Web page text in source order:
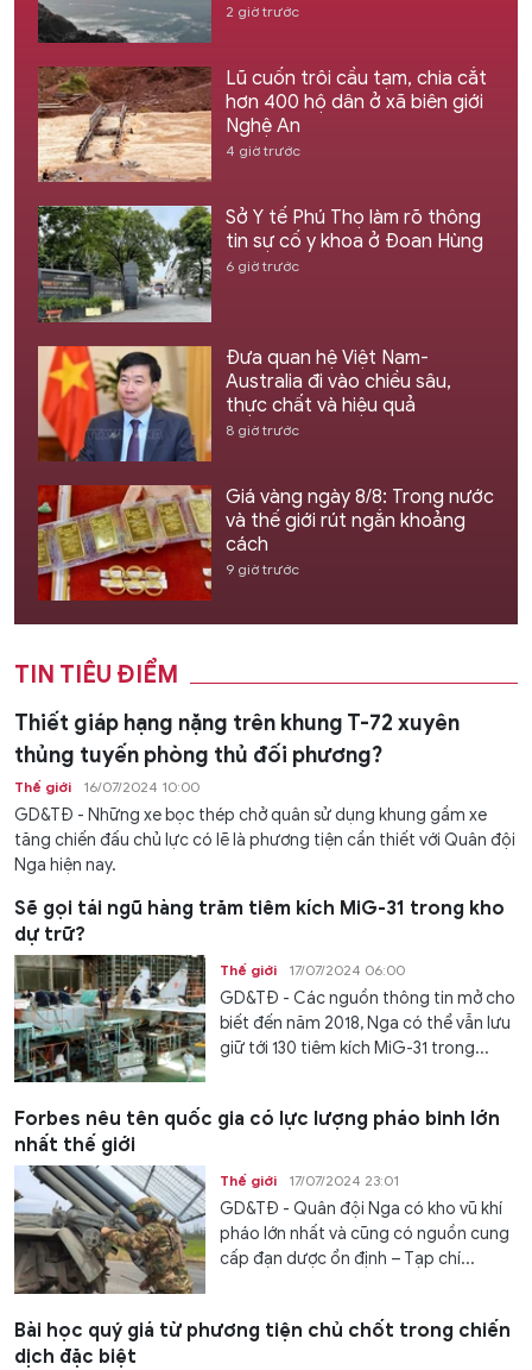
2 giờ trước
Lũ cuốn trôi cầu tạm, chia cắt
hơn 400 hộ dân ở xã biên giới
Nghệ An
4 giờ trước
Sở Y tế Phú Thọ làm rõ thông
tin sự cố y khoa ở Đoan Hùng
6 giờ trước
Đưa quan hệ Việt Nam-
Australia đi vào chiều sâu,
thực chất và hiệu quả
8 giờ trước
Giá vàng ngày 8/8: Trong nước
và thế giới rút ngắn khoảng
cách
9 giờ trước
TIN TIÊU ĐIỂM
Thiết giáp hạng nặng trên khung T-72 xuyên
thủng tuyến phòng thủ đối phương?
Thế giới 16/07/2024 10:00
GD&TĐ - Những xe bọc thép chở quân sử dụng khung gầm xe
tăng chiến đấu chủ lực có lẽ là phương tiện cần thiết với Quân đội
Nga hiện nay.
Sẽ gọi tái ngũ hàng trăm tiêm kích MiG-31 trong kho
dự trữ?
Thế giới 17/07/2024 06:00
GD&TĐ - Các nguồn thông tin mở cho
biết đến năm 2018, Nga có thể vẫn lưu
giữ tới 130 tiêm kích MiG-31 trong...
Forbes nêu tên quốc gia có lực lượng pháo binh lớn
nhất thế giới
Thế giới 17/07/2024 23:01
GD&TĐ - Quân đội Nga có kho vũ khí
pháo lớn nhất và cũng có nguồn cung
cấp đạn dược ổn định – Tạp chí...
Bài học quý giá từ phương tiện chủ chốt trong chiến
dịch đặc biệt